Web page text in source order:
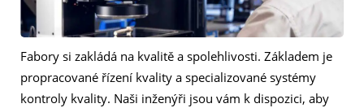
Fabory si zakládá na kvalitě a spolehlivosti. Základem je
propracované řízení kvality a specializované systémy
kontroly kvality. Naši inženýři jsou vám k dispozici, aby